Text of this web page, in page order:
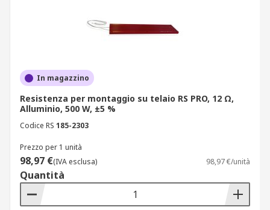
In magazzino
Resistenza per montaggio su telaio RS PRO, 12 Ω,
Alluminio, 500 W, ±5 %
Codice RS 185-2303
Prezzo per 1 unità
98,97 €(IVA esclusa) 98,97 €/unità
Quantità